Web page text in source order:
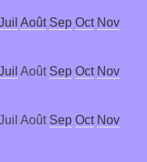
Août Sep Oct Nov
Août Sep Oct Nov
Août Sep Oct Nov